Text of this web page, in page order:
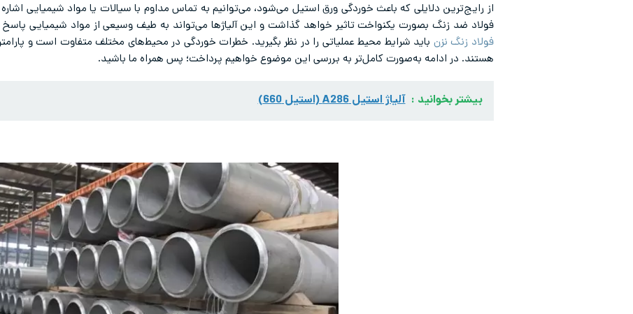
از رایج‌ترین دلایلی که باعث خوردگی ورق استیل می‌شود، می‌توانیم به تماس مداوم با سیالات یا مواد شیمیایی
فولاد ضد زنگ بصورت یکنواخت تاثیر خواهد گذاشت و این آلیاژها می‌تواند به طیف وسیعی از مواد شیمیایی
فولاد زنگ نزن باید شرایط محیط عملیاتی را در نظر بگیرید. خطرات خوردگی در محیط‌های مختلف متفاوت است و
هستند. در ادامه به‌صورت کامل‌تر به بررسی این موضوع خواهیم پرداخت؛ پس همراه ما باشید.
بیشتر بخوانید : آلیاژ استیل A286 (استیل 660)